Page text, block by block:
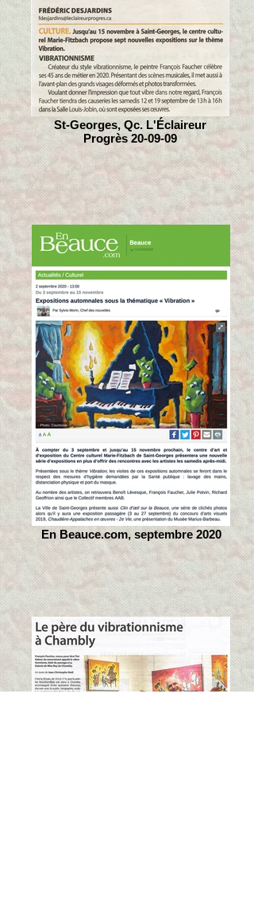
St-Georges, Qc. L'Éclaireur
Progrès 20-09-09
En Beauce.com, septembre 2020